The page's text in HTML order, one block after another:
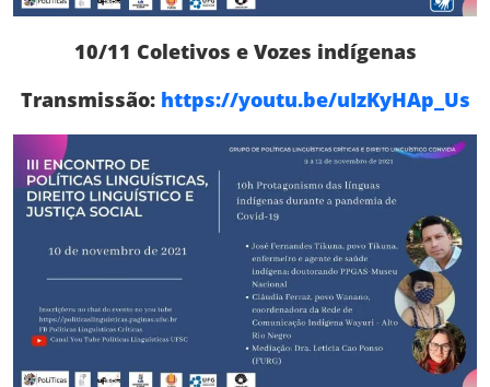
10/11 Coletivos e Vozes indígenas
Transmissão: https://youtu.be/uIzKyHAp_Us